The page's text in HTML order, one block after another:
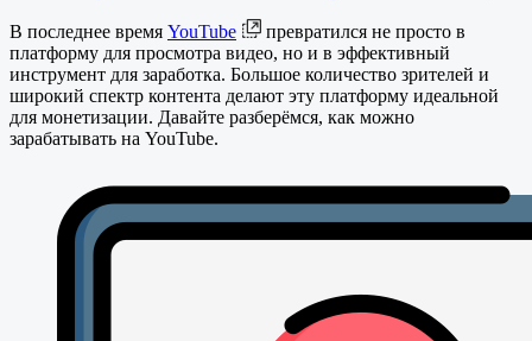
В последнее время YouTube
превратился не просто в
платформу для просмотра видео, но и в эффективный
инструмент для заработка. Большое количество зрителей и
широкий спектр контента делают эту платформу идеальной
для монетизации. Давайте разберёмся, как можно
зарабатывать на YouTube.